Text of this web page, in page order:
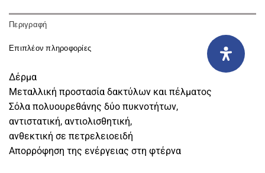
Περιγραφή
Επιπλέον πληροφορίες
Δέρμα
Μεταλλική προστασία δακτύλων και πέλματος
Σόλα πολυουρεθάνης δύο πυκνοτήτων,
αντιστατική, αντιολισθητική,
ανθεκτική σε πετρελειοειδή
Απορρόφηση της ενέργειας στη φτέρνα